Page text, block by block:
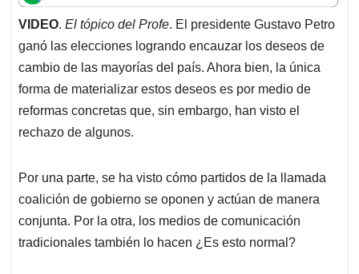
t
s
A
p
p
e
b
o
o
k
k
e
d
I
n
i
l
e
a
d
s
VIDEO. El tópico del Profe. El presidente Gustavo Petro
ganó las elecciones logrando encauzar los deseos de
cambio de las mayorías del país. Ahora bien, la única
forma de materializar estos deseos es por medio de
reformas concretas que, sin embargo, han visto el
rechazo de algunos.
Por una parte, se ha visto cómo partidos de la llamada
coalición de gobierno se oponen y actúan de manera
conjunta. Por la otra, los medios de comunicación
tradicionales también lo hacen ¿Es esto normal?